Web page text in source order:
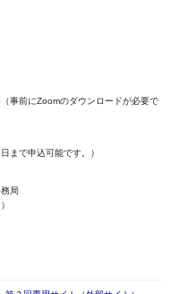
前にZoomのダウンロードが必要で
で申込可能です。）
局